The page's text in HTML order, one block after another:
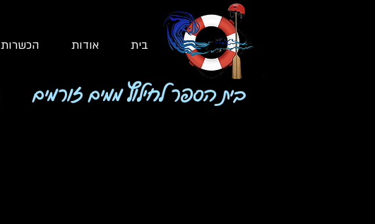
בית אודות הכשרות
בית הספר לחילוץ ממים זורמים